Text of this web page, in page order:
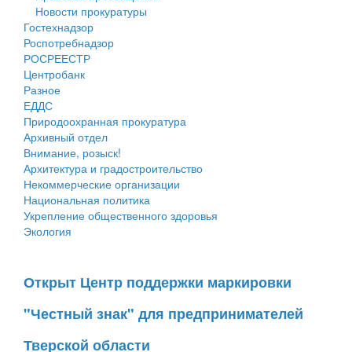
Проекты планировки территории
Собрание депутатов
Городское поселение
Сельские поселения
Новости прокуратуры
Гостехнадзор
Роспотребнадзор
РОСРЕЕСТР
Центробанк
Разное
ЕДДС
Природоохранная прокуратура
Архивный отдел
Внимание, розыск!
Архитектура и градостроительство
Некоммерческие организации
Национальная политика
Укрепление общественного здоровья
Экология
Открыт Центр поддержки маркировки
"Честный знак" для предпринимателей
Тверской области